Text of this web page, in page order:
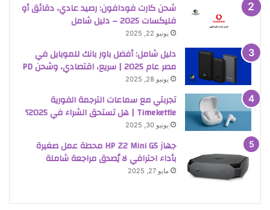
شحن كارت فودافون: رصيد عادي، دقائق أو
فليكسات 2025 – دليل شامل
يونيو 22, 2025
دليل شامل: أفضل باور بانك للموبايل في
مصر عام 2025 | سريع، اقتصادي، وشحن PD
يونيو 28, 2025
تجربتي مع سماعات الترجمة الفورية
Timekettle | هل تستحق الشراء في 2025؟
يونيو 30, 2025
جهاز HP Z2 Mini G5 محطة عمل صغيرة
بأداء احترافي لا يُصدق مراجعة شاملة
مايو 27, 2025